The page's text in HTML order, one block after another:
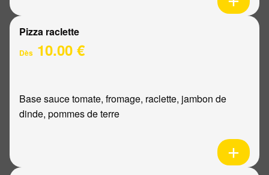
Pizza raclette
Dès 10.00 €
Base sauce tomate, fromage, raclette, jambon de
dinde, pommes de terre